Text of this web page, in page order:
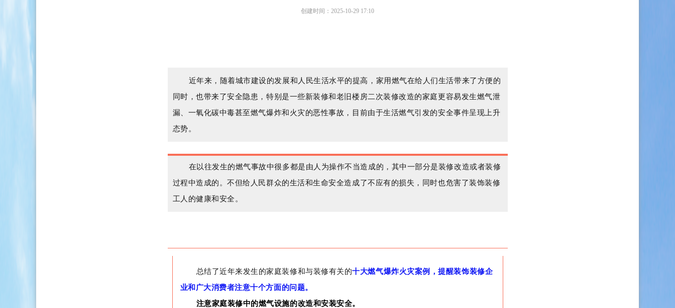
创建时间： 2025-10-29 17:10
近年来，随着城市建设的发展和人民生活水平的提高，家用燃气在给人们生活带来了方便的
同时，也带来了安全隐患，特别是一些新装修和老旧楼房二次装修改造的家庭更容易发生燃气泄
漏、一氧化碳中毒甚至燃气爆炸和火灾的恶性事故，目前由于生活燃气引发的安全事件呈现上升
态势。
在以往发生的燃气事故中很多都是由人为操作不当造成的，其中一部分是装修改造或者装修
过程中造成的。不但给人民群众的生活和生命安全造成了不应有的损失，同时也危害了装饰装修
工人的健康和安全。
总结了近年来发生的家庭装修和与装修有关的十大燃气爆炸火灾案例 ，提醒装饰装修企
业和广大消费者注意十个方面的问题。
注意家庭装修中的燃气设施的改造和安装安全。